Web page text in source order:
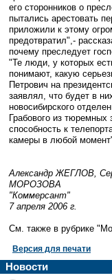
его сторонников о
пытались арестовать
приложили к этому
предотвратил",-
почему преследует
"Те люди, у которых
понимают, какую
Петрович на
заявлял, что будет в
новосибирского
Грабового из тюремных
способность к
камеры в любой
Александр ЖЕГЛОВ,
МОРОЗОВА
"Коммерсант"
7 апреля 2006 г.
См. также в рубрике
Версия для печати
Новости